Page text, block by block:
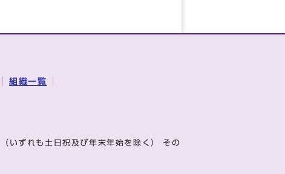
組織一覧
（いずれも土日祝及び年末年始を除く） その